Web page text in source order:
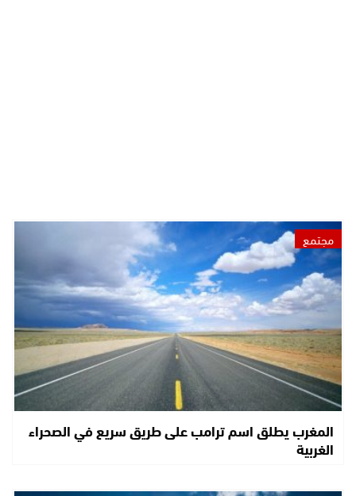
مجتمع
المغرب يطلق اسم ترامب على طريق سريع في الصحراء
الغربية